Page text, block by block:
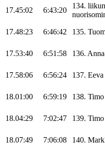
17.45:02 6:43:20
134.
17.48:23 6:46:42 135.
17.53:40 6:51:58 136.
17.58:06 6:56:24 137. Eeva
18.01:00 6:59:19 138. Timo
18.04:29 7:02:47 139. Timo
18.07:49 7:06:08 140.